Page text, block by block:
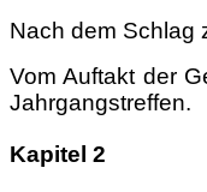
Nach dem Schlag
Vom Auftakt der
Jahrgangstreffen.
Kapitel 2